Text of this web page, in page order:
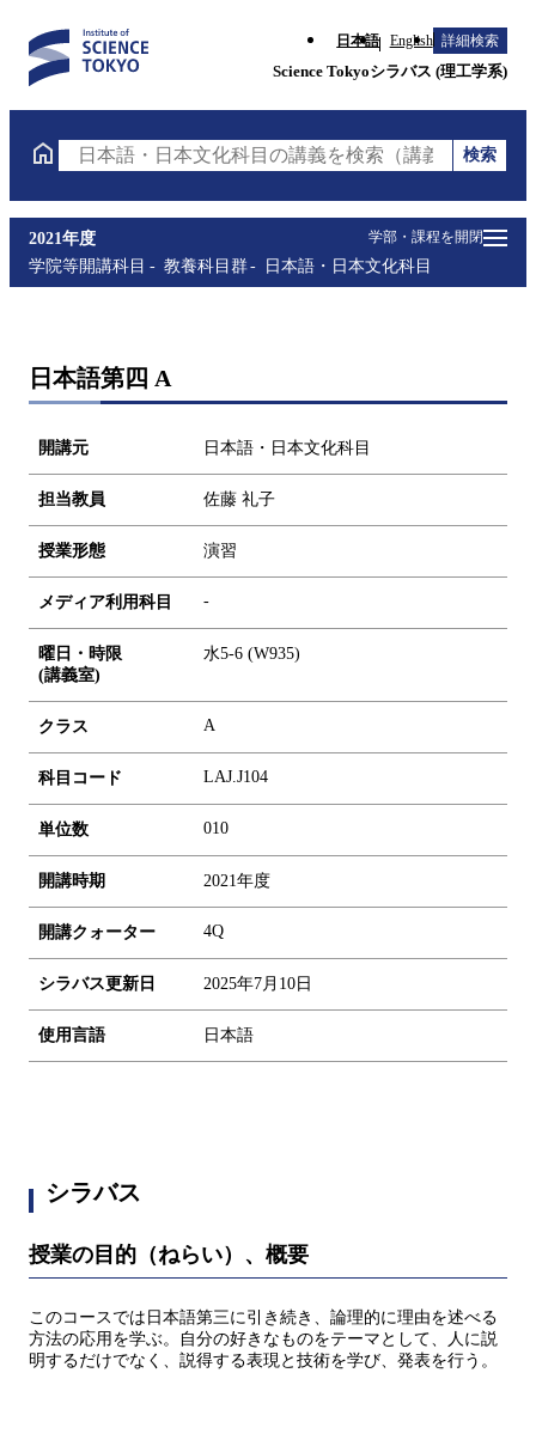
日本語 English 詳細検索
Science Tokyoシラバス (理工学系)
日本語・日本文化科目の講義を検索（講義名・科目
検索
学部・課程を開閉
2021年度
学院等開講科目
教養科目群 日本語・日本文化科目
日本語第四 A
開講元 日本語・日本文化科目
担当教員 佐藤 礼子
授業形態 演習
メディア利用科目 -
曜日・時限
(講義室)
水5-6 (W935)
クラス A
科目コード LAJ.J104
単位数 010
開講時期 2021年度
開講クォーター 4Q
シラバス更新日 2025年7月10日
使用言語 日本語
シラバス
授業の目的（ねらい）、概要
このコースでは日本語第三に引き続き、論理的に理由を述べる
方法の応用を学ぶ。自分の好きなものをテーマとして、人に説
明するだけでなく、説得する表現と技術を学び、発表を行う。